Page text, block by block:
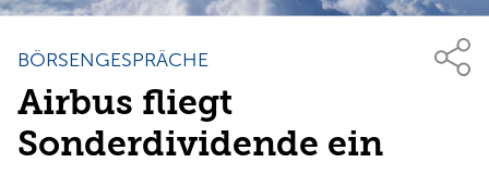
BÖRSENGESPRÄCHE
Airbus fliegt
Sonderdividende ein